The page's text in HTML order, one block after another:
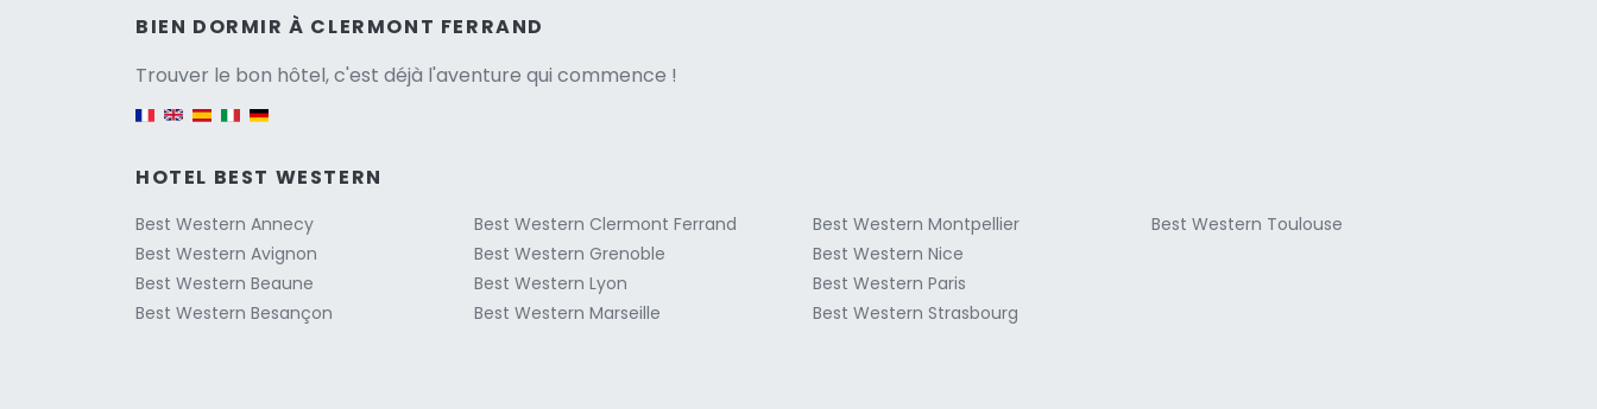
BIEN DORMIR À CLERMONT FERRAND
Trouver le bon hôtel, c'est déjà l'aventure qui commence !
Versione italiana
HOTEL BEST WESTERN
Best Western Annecy
Best Western Avignon
Best Western Beaune
Best Western Besançon
Best Western Clermont Ferrand
Best Western Grenoble
Best Western Lyon
Best Western Marseille
Best Western Montpellier
Best Western Nice
Best Western Paris
Best Western Strasbourg
Best Western Toulouse